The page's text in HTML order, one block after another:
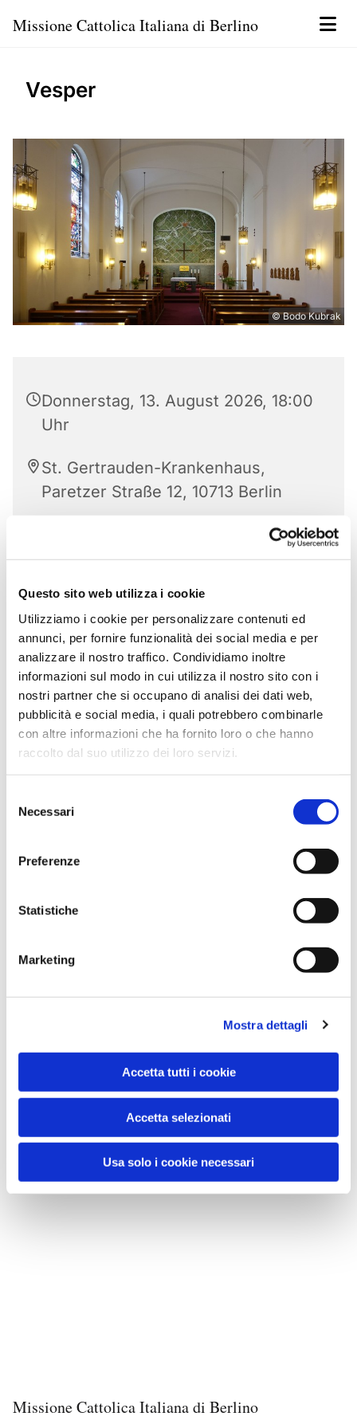
Questo sito web utilizza i cookie
Utilizziamo i cookie per personalizzare contenuti ed
annunci, per fornire funzionalità dei social media e per
analizzare il nostro traffico. Condividiamo inoltre
informazioni sul modo in cui utilizza il nostro sito con i
nostri partner che si occupano di analisi dei dati web,
pubblicità e social media, i quali potrebbero combinarle
con altre informazioni che ha fornito loro o che hanno
raccolto dal suo utilizzo dei loro servizi.
delNecessari
Preferenze
Statistiche
Marketing
Mostra dettagli
Accetta tutti i cookie
Accetta selezionati
Usa solo i cookie necessari
Missione Cattolica Italiana di Berlino
Vesper
© Bodo Kubrak
Donnerstag, 13. August 2026, 18:00
Uhr
St. Gertrauden-Krankenhaus,
Paretzer Straße 12, 10713 Berlin
Missione Cattolica Italiana di Berlino